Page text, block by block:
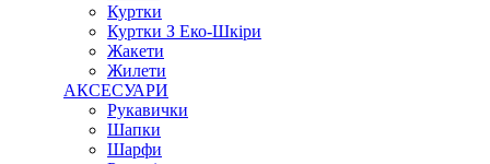
Куртки
Куртки З Еко-Шкіри
Жакети
Жилети
АКСЕСУАРИ
Рукавички
Шапки
Шарфи